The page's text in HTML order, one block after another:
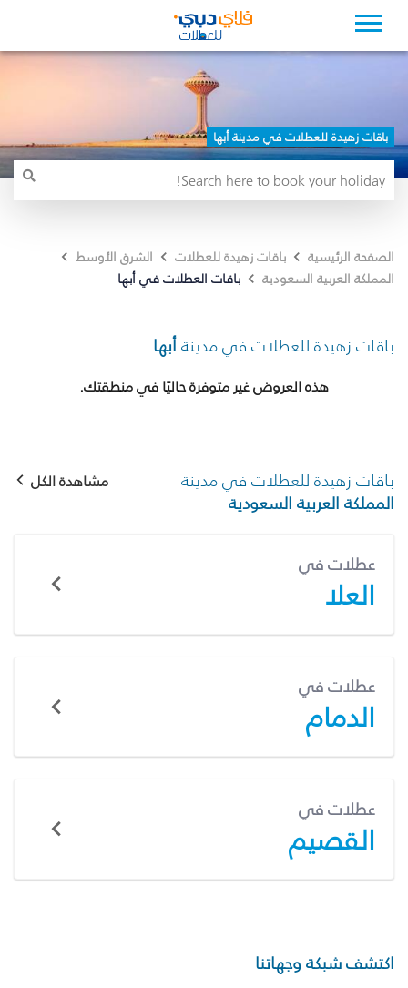
باقات زهيدة للعطلات في مدينة أبها
الصفحة الرئيسية باقات زهيدة للعطلات
الشرق الأوسط
المملكة العربية السعودية
باقات العطلات في أبها
باقات زهيدة للعطلات في مدينةأبها
هذه العروض غير متوفرة حاليًا في منطقتك.
باقات زهيدة للعطلات في مدينة
المملكة العربية السعودية
مشاهدة الكل
عطلات في
العلا
عطلات في
الدمام
عطلات في
القصيم
اكتشف شبكة وجهاتنا